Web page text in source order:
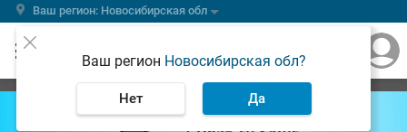
Ваш регион: Новосибирская обл
Ваш регион Новосибирская обл?
Нет Да